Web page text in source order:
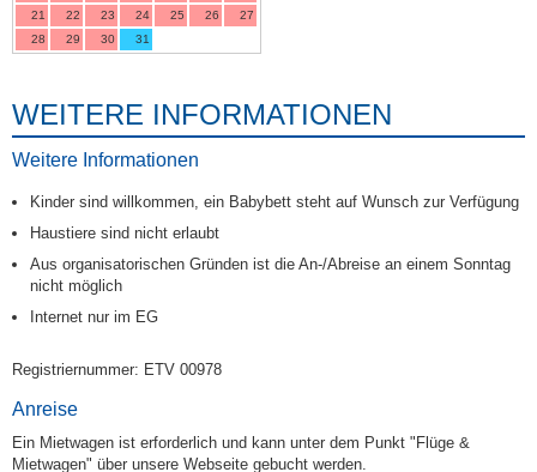
21
22 23 24 25 26
27
28
29 30 31
WEITERE INFORMATIONEN
Weitere Informationen
Kinder sind willkommen, ein Babybett steht auf Wunsch zur Verfügung
Haustiere sind nicht erlaubt
Aus organisatorischen Gründen ist die An-/Abreise an einem Sonntag
nicht möglich
Internet nur im EG
Registriernummer: ETV 00978
Anreise
Ein Mietwagen ist erforderlich und kann unter dem Punkt "Flüge &
Mietwagen" über unsere Webseite gebucht werden.